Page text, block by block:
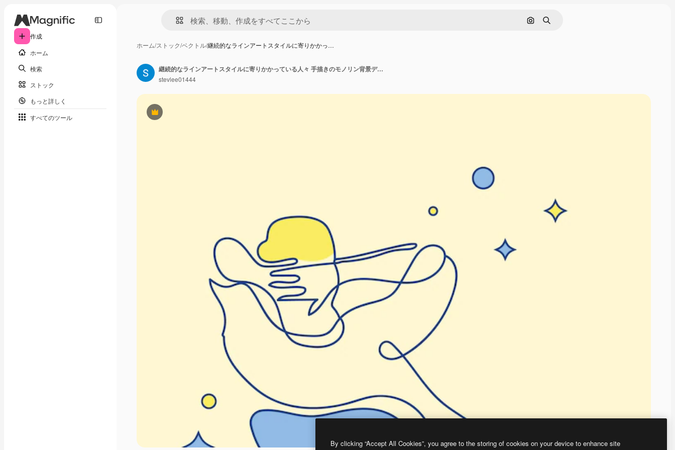
作成
ホーム
検索
ストック
もっと詳しく
すべてのツール
画像で検索
検索
ホーム/ストック/ベクトル/継続的なラインアートスタイルに寄りかかっ…
Premium
継続的なラインアートスタイルに寄りかかっている人々 手描きのモノリン背景デザイン
stevlee01444
By clicking “Accept All Cookies”, you agree to the storing of cookies on your device to enhance site